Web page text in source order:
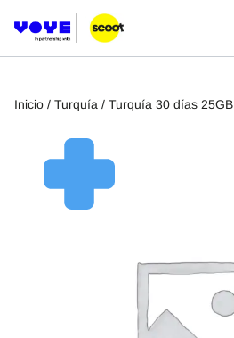
Inicio / Turquía / Turquía 30 días 25GB